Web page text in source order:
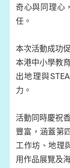
奇心與同理心
任。
本次活動成功
本港中小學教
出地理與
力。
活動同時慶祝
豐富，涵蓋第
工作坊、地理
用作品展覽及